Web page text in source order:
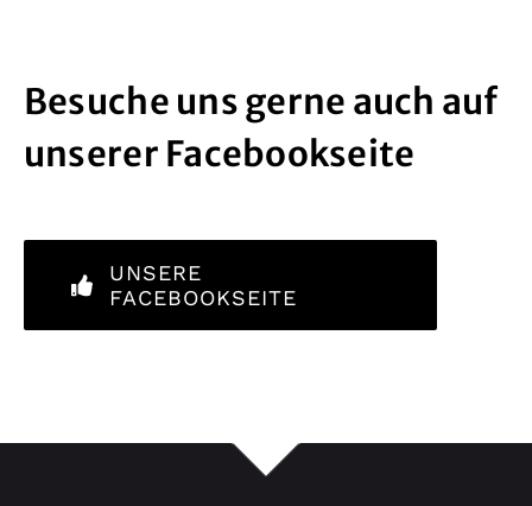
Besuche uns gerne auch auf
unserer Facebookseite
UNSERE
FACEBOOKSEITE